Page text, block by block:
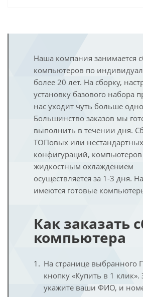
Наша компания занимается
компьютеров по
более 20 лет. На сборку,
установку базового набора
нас уходит чуть больше
Большинство заказов мы
выполнить в течении дня.
ТОПовых или нестандартных
конфигураций, компьютеров
жидкостным охлаждением
осуществляется за 1-3 дня.
имеются готовые
Как заказать
компьютера
На странице выбранного
кнопку «Купить в 1 клик».
укажите ваши ФИО, и